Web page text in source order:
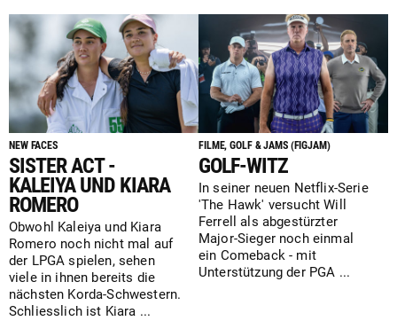
NEW FACES
SISTER ACT -
KALEIYA UND KIARA
ROMERO
Obwohl Kaleiya und Kiara
Romero noch nicht mal auf
der LPGA spielen, sehen
viele in ihnen bereits die
nächsten Korda-Schwestern.
Schliesslich ist Kiara ...
FILME, GOLF & JAMS (FIGJAM)
GOLF-WITZ
In seiner neuen Netflix-Serie
'The Hawk' versucht Will
Ferrell als abgestürzter
Major-Sieger noch einmal
ein Comeback - mit
Unterstützung der PGA ...